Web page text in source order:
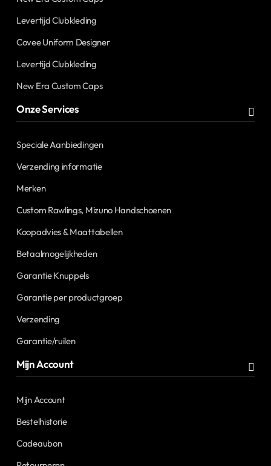
Levertijd Clubkleding
Covee Uniform Designer
Levertijd Clubkleding
New Era Custom Caps
Onze Services
Speciale Aanbiedingen
Verzending informatie
Merken
Custom Rawlings, Mizuno Handschoenen
Koopadvies & Maattabellen
Betaalmogelijkheden
Garantie Knuppels
Garantie per productgroep
Verzending
Garantie/ruilen
Mijn Account
Mijn Account
Bestelhistorie
Cadeaubon